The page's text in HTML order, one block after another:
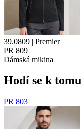
39.0809 | Premier
PR 809
Dámská mikina
Hodí se k tomu
PR 803